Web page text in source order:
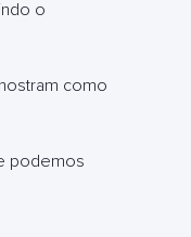
o
como
podemos